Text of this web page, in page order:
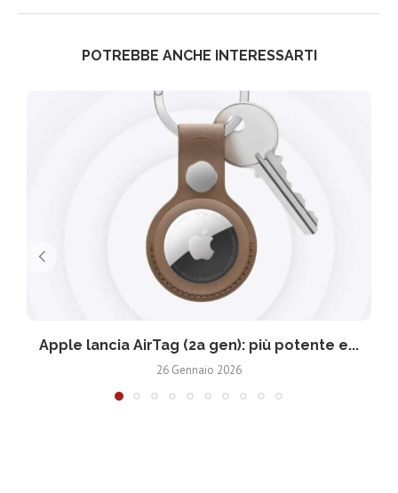
POTREBBE ANCHE INTERESSARTI
Apple lancia AirTag (2a gen): più potente e...
26 Gennaio 2026